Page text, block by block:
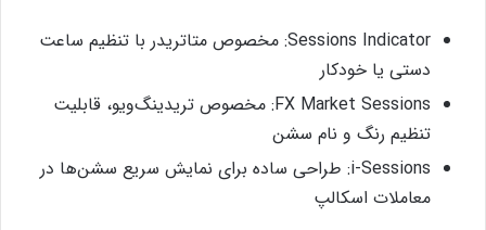
Sessions Indicator: مخصوص متاتریدر با تنظیم ساعت
دستی یا خودکار
FX Market Sessions: مخصوص تریدینگ‌ویو، قابلیت
تنظیم رنگ و نام سشن
i-Sessions: طراحی ساده برای نمایش سریع سشن‌ها در
معاملات اسکالپ